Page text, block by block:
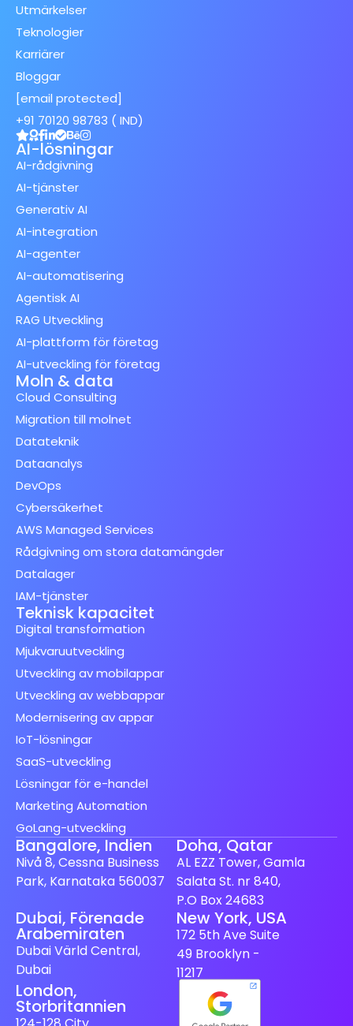
Utmärkelser
Teknologier
Karriärer
Bloggar
[email protected]
+91 70120 98783 ( IND)
AI-lösningar
AI-rådgivning
AI-tjänster
Generativ AI
AI-integration
AI-agenter
AI-automatisering
Agentisk AI
RAG Utveckling
AI-plattform för företag
AI-utveckling för företag
Moln & data
Cloud Consulting
Migration till molnet
Datateknik
Dataanalys
DevOps
Cybersäkerhet
AWS Managed Services
Rådgivning om stora datamängder
Datalager
IAM-tjänster
Teknisk kapacitet
Digital transformation
Mjukvaruutveckling
Utveckling av mobilappar
Utveckling av webbappar
Modernisering av appar
IoT-lösningar
SaaS-utveckling
Lösningar för e-handel
Marketing Automation
GoLang-utveckling
Bangalore, Indien
Nivå 8, Cessna Business
Park, Karnataka 560037
Doha, Qatar
AL EZZ Tower, Gamla
Salata St. nr 840,
P.O Box 24683
Dubai, Förenade
Arabemiraten
Dubai Värld Central,
Dubai
New York, USA
172 5th Ave Suite
49 Brooklyn -
11217
London,
Storbritannien
German
Japanese
Finnish
Spanish (Spain)